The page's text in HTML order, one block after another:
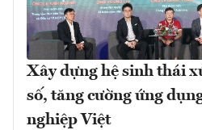
Xây dựng hệ sinh thái
số, tăng cường ứng
nghiệp Việt